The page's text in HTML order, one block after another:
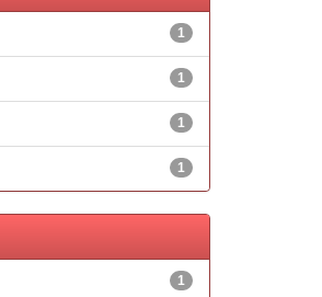
1
1
1
1
1